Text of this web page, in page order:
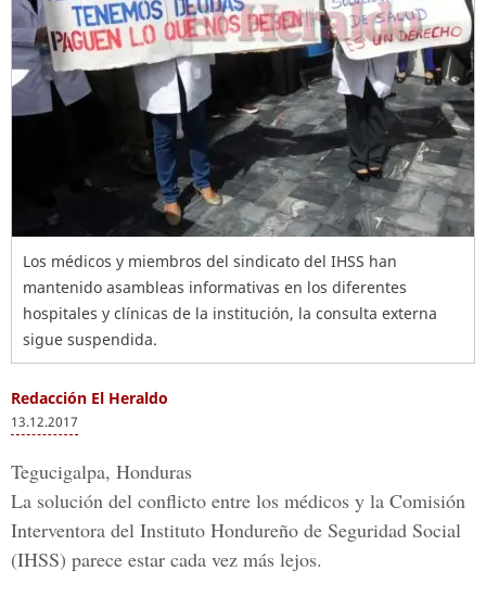
Los médicos y miembros del sindicato del IHSS han
mantenido asambleas informativas en los diferentes
hospitales y clínicas de la institución, la consulta externa
sigue suspendida.
Redacción El Heraldo
13.12.2017
Tegucigalpa, Honduras
La solución del conflicto entre los médicos y la Comisión
Interventora del Instituto Hondureño de Seguridad Social
(IHSS) parece estar cada vez más lejos.